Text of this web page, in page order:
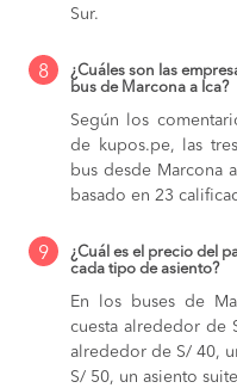
Sur.
8
¿Cuáles son las
bus de Marcona a Ica?
Según los
de kupos.pe, las
bus desde Marcona
basado en 23
9
¿Cuál es el precio del
cada tipo de asiento?
En los buses de
cuesta alrededor de
alrededor de S/ 40,
S/ 50, un asiento